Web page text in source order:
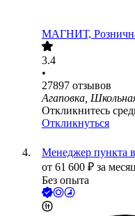
МАГНИТ,
3.4
•
27897 отзывов
Агаповка,
Откликнитесь
Откликнуться
Менеджер пункта
от 61 600 ₽ за
Без опыта